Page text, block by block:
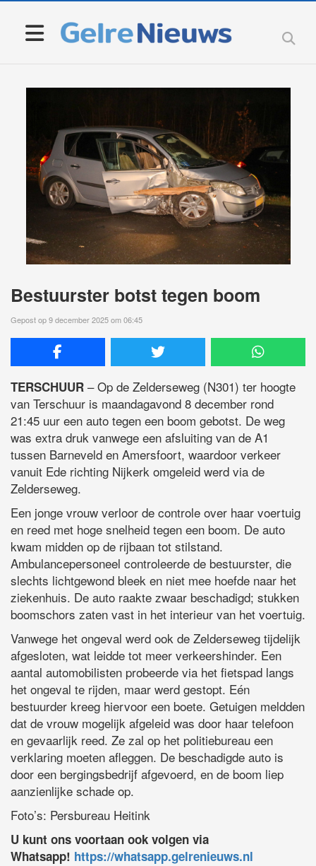
Bestuurster botst tegen boom
Gepost op 9 december 2025 om 06:45
TERSCHUUR – Op de Zelderseweg (N301) ter hoogte
van Terschuur is maandagavond 8 december rond
21:45 uur een auto tegen een boom gebotst. De weg
was extra druk vanwege een afsluiting van de A1
tussen Barneveld en Amersfoort, waardoor verkeer
vanuit Ede richting Nijkerk omgeleid werd via de
Zelderseweg.
Een jonge vrouw verloor de controle over haar voertuig
en reed met hoge snelheid tegen een boom. De auto
kwam midden op de rijbaan tot stilstand.
Ambulancepersoneel controleerde de bestuurster, die
slechts lichtgewond bleek en niet mee hoefde naar het
ziekenhuis. De auto raakte zwaar beschadigd; stukken
boomschors zaten vast in het interieur van het voertuig.
Vanwege het ongeval werd ook de Zelderseweg tijdelijk
afgesloten, wat leidde tot meer verkeershinder. Een
aantal automobilisten probeerde via het fietspad langs
het ongeval te rijden, maar werd gestopt. Eén
bestuurder kreeg hiervoor een boete. Getuigen meldden
dat de vrouw mogelijk afgeleid was door haar telefoon
en gevaarlijk reed. Ze zal op het politiebureau een
verklaring moeten afleggen. De beschadigde auto is
door een bergingsbedrijf afgevoerd, en de boom liep
aanzienlijke schade op.
Foto’s: Persbureau Heitink
U kunt ons voortaan ook volgen via
Whatsapp! https://whatsapp.gelrenieuws.nl